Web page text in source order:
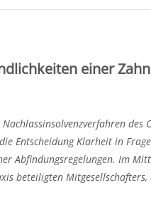
einer
des
Entscheidung Klarheit in
Abfindungsregelungen. Im
beteiligten